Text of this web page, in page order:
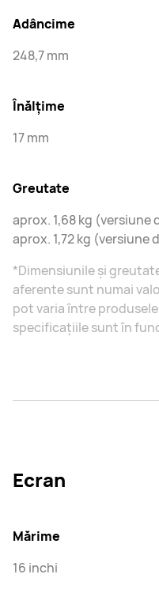
Adâncime
248,7 mm
Înălțime
17 mm
Greutate
aprox. 1,68 kg (versiune
aprox. 1,72 kg (versiune
*Dimensiunile și
aferente sunt numai
pot varia între
specificațiile sunt în
Ecran
Mărime
16 inchi